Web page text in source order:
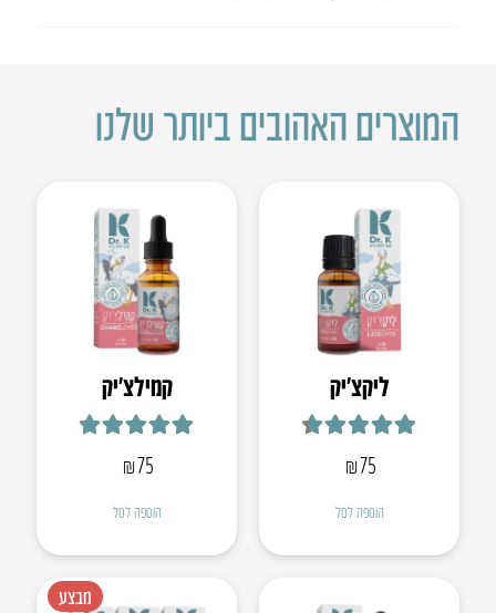
המוצרים האהובים ביותר שלנו
ליקצ’יק
4.67
₪75
הוספה לסל
קמילצ’יק
4.88
₪75
הוספה לסל
מבצע